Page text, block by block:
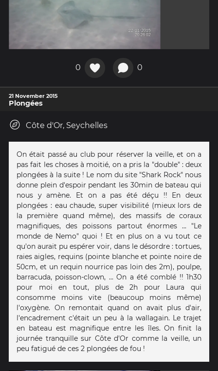
0 0
21 November 2015
Plongées
Côte d'Or, Seychelles
On était passé au club pour réserver la veille, et on a
pas fait les choses à moitié, on a pris la "double" : deux
plongées à la suite ! Le nom du site "Shark Rock" nous
donne plein d'espoir pendant les 30min de bateau qui
nous y amène. Et on a pas été déçu !! En deux
plongées : eau chaude, super visibilité (mieux lors de
la première quand même), des massifs de coraux
magnifiques, des poissons partout énormes ... "Le
monde de Nemo" quoi ! Et en plus on a vu tout ce
qu'on aurait pu espérer voir, dans le désordre : tortues,
raies aigles, requins (pointe blanche et pointe noire de
50cm, et un requin nourrice pas loin des 2m), poulpe,
barracuda, poisson-clown, ... On a été comblé !! 1h30
pour moi en tout, plus de 2h pour Laura qui
consomme moins vite (beaucoup moins même)
l'oxygène. On remontait quand on avait plus d'air,
l'encadrement c'était un peu à la wallagain. Le trajet
en bateau est magnifique entre les îles. On finit la
journée tranquille sur Côte d'Or comme la veille, un
peu fatigué de ces 2 plongées de fou !